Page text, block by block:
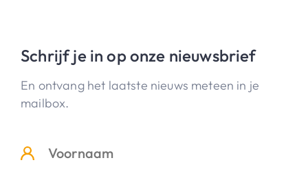
Schrijf je in op onze nieuwsbrief
En ontvang het laatste nieuws meteen in je
mailbox.